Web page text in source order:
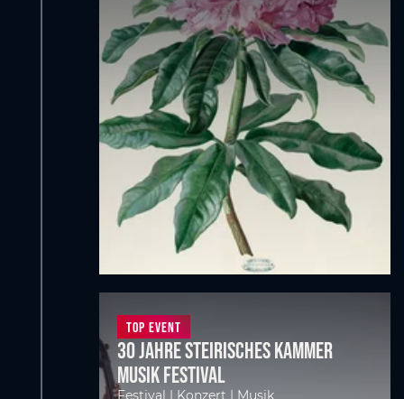
Top Event
30 Jahre Steirisches Kammer
Musik Festival
Festival | Konzert | Musik